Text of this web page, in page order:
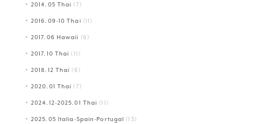
2014.05 Thai (7)
2016.09-10 Thai (11)
2017.06 Hawaii (6)
2017.10 Thai (11)
2018.12 Thai (6)
2020.01 Thai (7)
2024.12-2025.01 Thai (11)
2025.05 Italia-Spain-Portugal (13)